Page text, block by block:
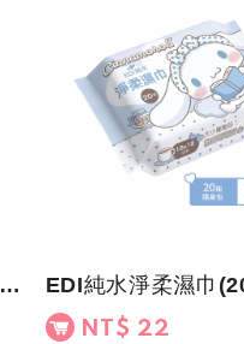
EDI純水淨柔濕巾(20抽)帕恰狗
NT$ 22